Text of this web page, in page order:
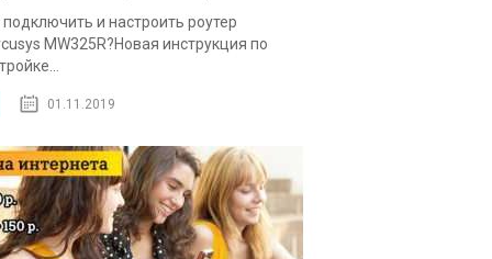
подключить и настроить роутер
MW325R?Новая инструкция по
01.11.2019